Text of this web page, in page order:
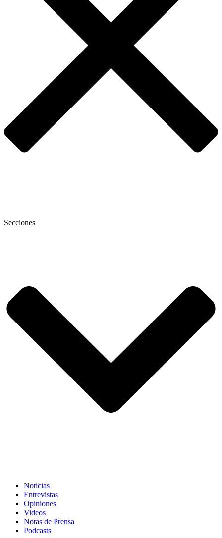
Secciones
Noticias
Entrevistas
Opiniones
Videos
Notas de Prensa
Podcasts